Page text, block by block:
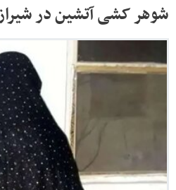
شوهر کشی آتشین در